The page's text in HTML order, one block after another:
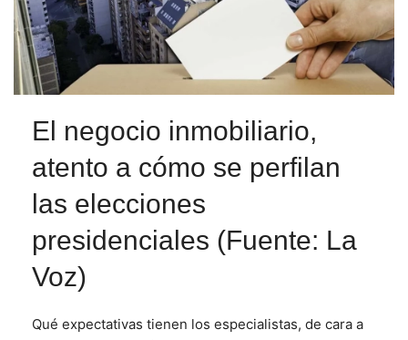
El negocio inmobiliario,
atento a cómo se perfilan
las elecciones
presidenciales (Fuente: La
Voz)
Qué expectativas tienen los especialistas, de cara a